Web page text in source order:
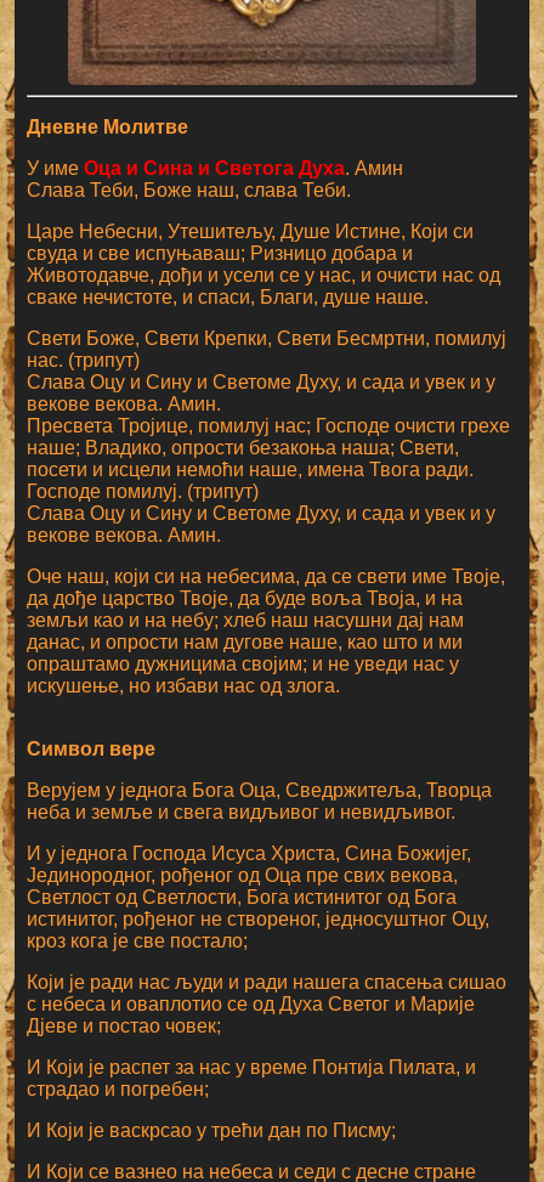
Дневне Молитве
У имеОца и Сина и Светога Духа. Амин
Слава Теби, Боже наш, слава Теби.
Царе Небесни, Утешитељу, Душе Истине, Који си
свуда и све испуњаваш; Ризницо добара и
Животодавче, дођи и усели се у нас, и очисти нас од
сваке нечистоте, и спаси, Благи, душе наше.
Свети Боже, Свети Крепки, Свети Бесмртни, помилуј
нас. (трипут)
Слава Оцу и Сину и Светоме Духу, и сада и увек и у
векове векова. Амин.
Пресвета Тројице, помилуј нас; Господе очисти грехе
наше; Владико, опрости безакоња наша; Свети,
посети и исцели немоћи наше, имена Твога ради.
Господе помилуј. (трипут)
Слава Оцу и Сину и Светоме Духу, и сада и увек и у
векове векова. Амин.
Оче наш, који си на небесима, да се свети име Твоје,
да дође царство Твоје, да буде воља Твоја, и на
земљи као и на небу; хлеб наш насушни дај нам
данас, и опрости нам дугове наше, као што и ми
опраштамо дужницима својим; и не уведи нас у
искушење, но избави нас од злога.
Символ вере
Верујем у једнога Бога Оца, Сведржитеља, Творца
неба и земље и свега видљивог и невидљивог.
И у једнога Господа Исуса Христа, Сина Божијег,
Јединородног, рођеног од Оца пре свих векова,
Светлост од Светлости, Бога истинитог од Бога
истинитог, рођеног не створеног, једносуштног Оцу,
кроз кога је све постало;
Који је ради нас људи и ради нашега спасења сишао
с небеса и оваплотио се од Духа Светог и Марије
Дјеве и постао човек;
И Који је распет за нас у време Понтија Пилата, и
страдао и погребен;
И Који је васкрсао у трећи дан по Писму;
И Који се вазнео на небеса и седи с десне стране